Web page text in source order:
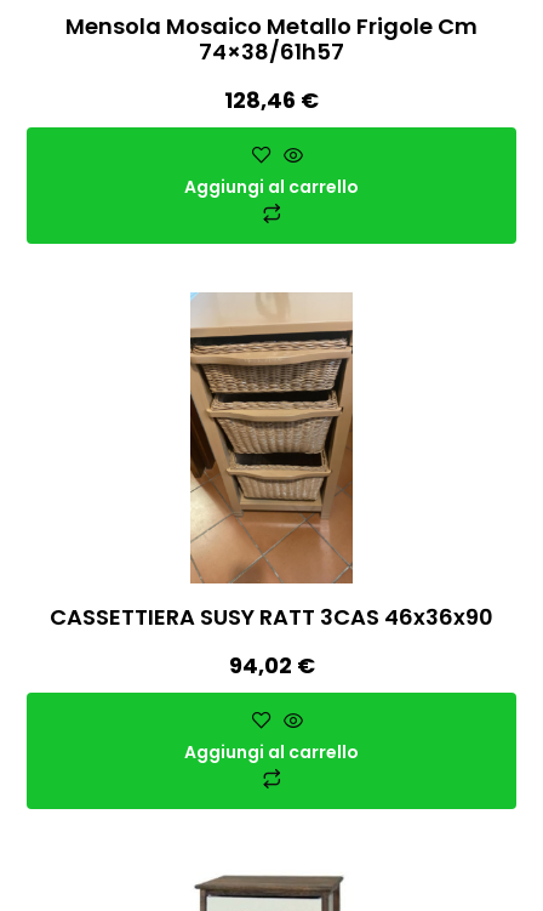
Mensola Mosaico Metallo Frigole Cm
74×38/61h57
128,46 €
Aggiungi al carrello
CASSETTIERA SUSY RATT 3CAS 46x36x90
94,02 €
Aggiungi al carrello